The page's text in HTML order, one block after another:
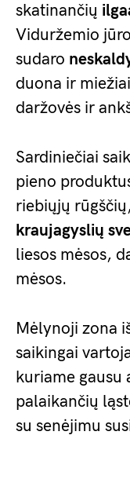
skatinančių
Viduržemio
sudaro
duona ir
daržovės ir
Sardiniečiai
pieno
riebiųjų
kraujagyslių
liesos mėsos,
mėsos.
Mėlynoji zona
saikingai
kuriame
palaikančių
su senėjimu